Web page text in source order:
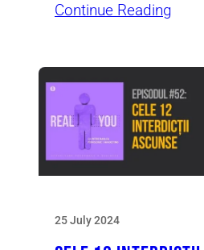
Continue Reading
25 July 2024